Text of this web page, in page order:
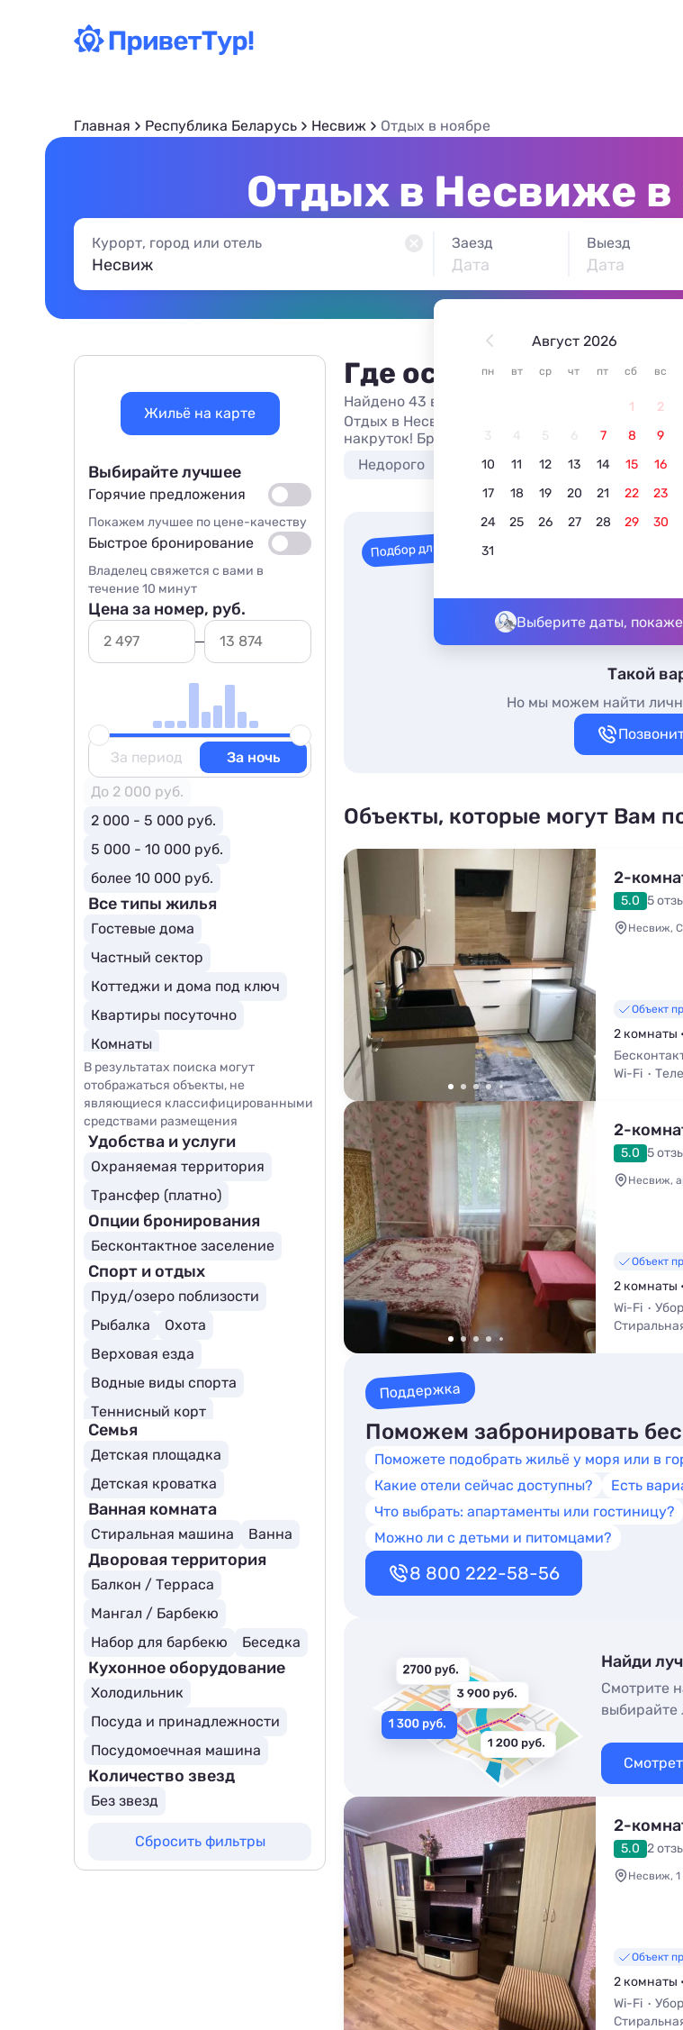
Главная Республика Беларусь Несвиж Отдых в ноябре
Отдых в Несвиже в
Курорт, город или отель Заезд
Дата
Выезд
Дата
Август 2026
пн вт ср чт пт сб вс
1
2
3
4 5 6 7 8
9
10
11 12 13 14 15
16
17
18 19 20 21 22
23
24
25 26 27 28 29
30
31
Выберите даты,
Где остановиться в
Найдено 43 варианта жилья из 43
Отдых в Несвиже без посредников у самого
накруток! Бронируйте прямо на сайте.
Недорого
С детьми
Подбор для вас
Такой
Но мы можем найти
Объекты, которые могут Вам
2-
5.0 5
Несвиж,
Объект
2 комнаты
Wi-Fi
2-
5.0 5
Несвиж,
Объект
2 комнаты
Wi-Fi
Поддержка
Поможем забронировать
Поможете подобрать жильё у моря или в
Какие отели сейчас доступны?
Есть
Что выбрать: апартаменты или гостиницу?
Можно ли с детьми и питомцами?
8 800 222-58-56
Найди
Смотрите
2-
5.0 2
Несвиж,
Объект
2 комнаты
Wi-Fi
Жильё на карте
Выбирайте лучшее
Горячие предложения
Покажем лучшее по цене-качеству
Быстрое бронирование
Владелец свяжется с вами в
течение 10 минут
Цена за номер, руб.
За период
За ночь
До 2 000 руб.
2 000 - 5 000 руб.
5 000 - 10 000 руб.
более 10 000 руб.
Все типы жилья
Гостевые дома
Частный сектор
Коттеджи и дома под ключ
Квартиры посуточно
Комнаты
В результатах поиска могут
отображаться объекты, не
являющиеся классифицированными
средствами размещения
Удобства и услуги
Охраняемая территория
Трансфер (платно)
Опции бронирования
Бесконтактное заселение
Спорт и отдых
Пруд/озеро поблизости
Рыбалка
Охота
Верховая езда
Водные виды спорта
Теннисный корт
Семья
Детская площадка
Детская кроватка
Ванная комната
Стиральная машина Ванна
Дворовая территория
Балкон / Терраса
Мангал / Барбекю
Набор для барбекю
Беседка
Кухонное оборудование
Холодильник
Посуда и принадлежности
Посудомоечная машина
Количество звезд
Без звезд
Сбросить фильтры